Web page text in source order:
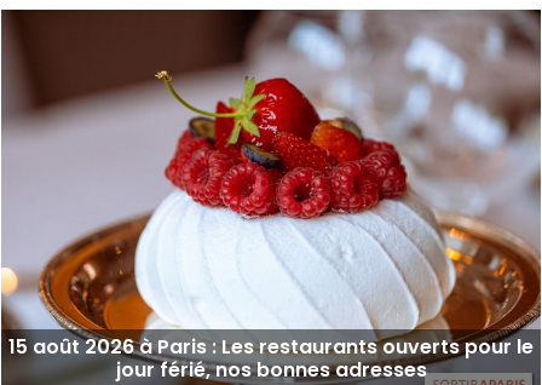
15 août 2026 à Paris : Les restaurants ouverts pour le
jour férié, nos bonnes adresses